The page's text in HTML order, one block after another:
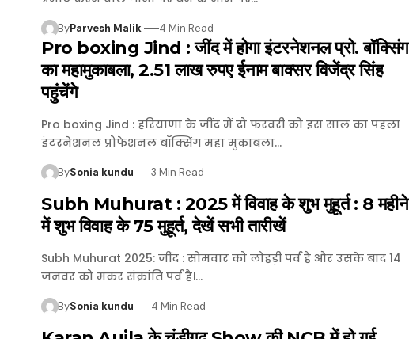
ByParvesh Malik 4 Min Read
Pro boxing Jind : जींद में होगा इंटरनेशनल प्रो. बॉक्सिंग
का महामुकाबला, 2.51 लाख रुपए ईनाम बाक्सर विजेंद्र सिंह
पहुंचेंगे
Pro boxing Jind : हरियाणा के जींद में दो फरवरी को इस साल का पहला
इंटरनेशनल प्रोफेशनल बॉक्सिंग महा मुकाबला…
BySonia kundu 3 Min Read
Subh Muhurat : 2025 में विवाह के शुभ मुहूर्त : 8 महीने
में शुभ विवाह के 75 मुहूर्त, देखें सभी तारीखें
Subh Muhurat 2025: जींद : सोमवार को लोहड़ी पर्व है और उसके बाद 14
जनवर को मकर संक्रांति पर्व है।…
BySonia kundu 4 Min Read